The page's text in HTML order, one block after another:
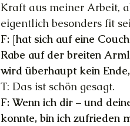
Kraft aus meiner Arbeit,
eigentlich besonders fit
F: [hat sich auf eine
Rabe auf der breiten
wird überhaupt kein
T: Das ist schön gesagt.
F: Wenn ich dir – und
konnte, bin ich zufrieden